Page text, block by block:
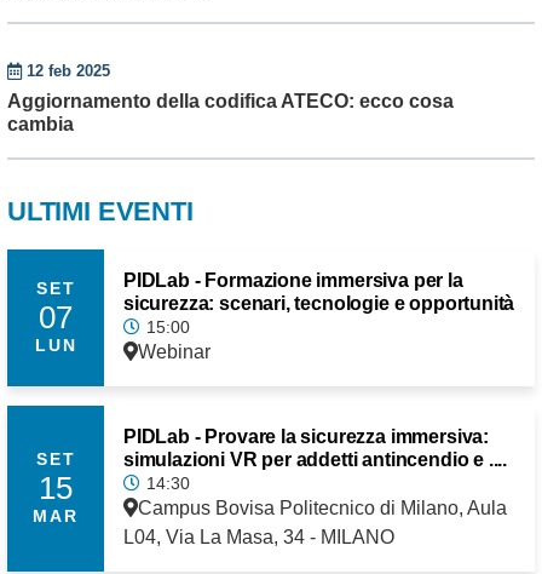
12 feb 2025
Aggiornamento della codifica ATECO: ecco cosa
cambia
ULTIMI EVENTI
SET
07
LUN
PIDLab - Formazione immersiva per la
sicurezza: scenari, tecnologie e opportunità
15:00
Webinar
SET
15
MAR
PIDLab - Provare la sicurezza immersiva:
simulazioni VR per addetti antincendio e ....
14:30
Campus Bovisa Politecnico di Milano, Aula
L04, Via La Masa, 34 - MILANO